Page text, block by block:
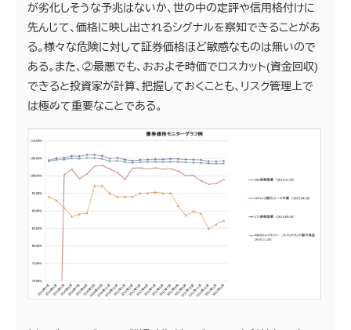
が劣化しそうな予兆はないか、世の中の定評や信用格付けに
先んじて、価格に映し出されるシグナルを察知できることがあ
る。様々な危険に対して証券価格ほど敏感なものは無いので
ある。また、②最悪でも、おおよそ時価でロスカット(資金回収)
できると投資家が計算、把握しておくことも、リスク管理上で
は極めて重要なことである。